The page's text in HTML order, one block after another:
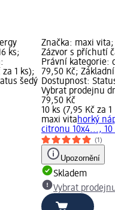
ks;
1 ks);
šedý
Značka: maxi
Zázvor s příchutí
Právní kategorie:
79,50 Kč;
Dostupnost:
Vybrat prodejnu
79,50 Kč
10 ks (7,95 Kč za 1
maxi vitahorký
citronu 10x4..., 10
(1)
Upozornění
Skladem
Vybrat